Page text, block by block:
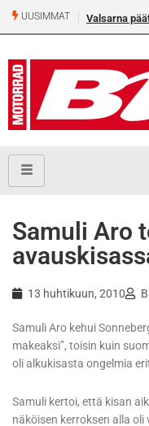
UUSIMMAT Valsarna
Samuli Aro
13 huhtikuun, 2010
Samuli Aro kehui
makeaksi”, toisin kuin
oli alkukisasta ongelmia
Samuli kertoi, että kisan
näköisen kerroksen alla